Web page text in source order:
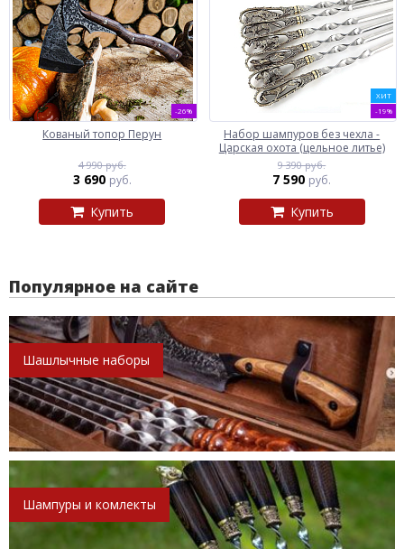
-26%
Кованый топор Перун
4 990 руб.
3 690 руб.
Купить
ХИТ
-19%
Набор шампуров без чехла -
Царская охота (цельное литье)
9 390 руб.
7 590 руб.
Купить
Популярное на сайте
Шашлычные наборы
Шампуры и комлекты